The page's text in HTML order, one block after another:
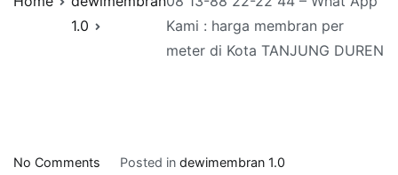
1.0
Kami : harga membran per
meter di Kota TANJUNG DUREN
No Comments Posted in dewimembran 1.0